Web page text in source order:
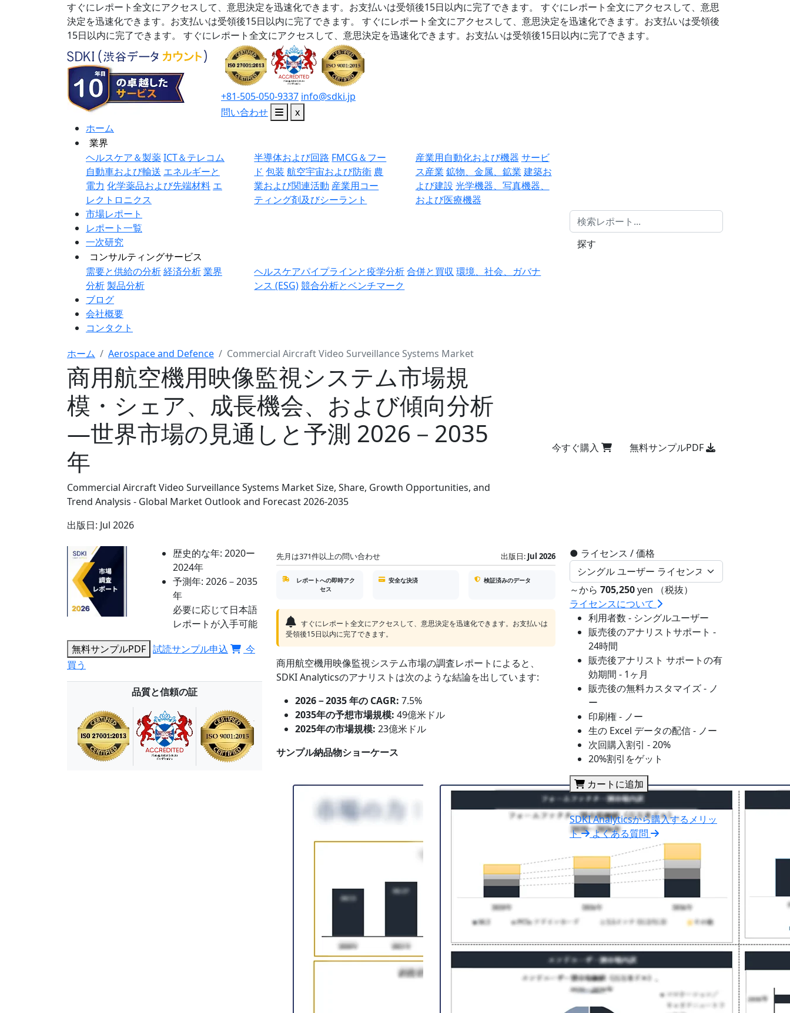
すぐにレポート全文にアクセスして、意思決定を迅速化できます。お支払いは受領後15日以内に完了できます。
すぐにレポート全文にアクセスして、意思
決定を迅速化できます。お支払いは受領後15日以内に完了できます。
すぐにレポート全文にアクセスして、意思決定を迅速化できます。お支払いは受領後
15日以内に完了できます。
すぐにレポート全文にアクセスして、意思決定を迅速化できます。お支払いは受領後15日以内に完了できます。
+81-505-050-9337 info@sdki.jp
問い合わせ
x
ホーム
業界
ヘルスケア＆製薬ICT＆テレコム
自動車および輸送 エネルギーと
電力 化学薬品および先端材料 エ
レクトロニクス
半導体および回路 FMCG＆フー
ド 包装 航空宇宙および防衛 農
業および関連活動 産業用コー
ティング剤及びシーラント
産業用自動化および機器 サービ
ス産業 鉱物、金属、鉱業 建築お
よび建設 光学機器、写真機器、
および医療機器
市場レポート
レポート一覧
一次研究
コンサルティングサービス
需要と供給の分析経済分析業界
分析製品分析
ヘルスケアパイプラインと疫学分析合併と買収 環境、社会、ガバナ
ンス (ESG)競合分析とベンチマーク
ブログ
会社概要
コンタクト
探す
ホーム Aerospace and Defence Commercial Aircraft Video Surveillance Systems Market
商用航空機用映像監視システム市場規
模・シェア、成長機会、および傾向分析
―世界市場の見通しと予測 2026－2035
年
Commercial Aircraft Video Surveillance Systems Market Size, Share, Growth Opportunities, and
Trend Analysis - Global Market Outlook and Forecast 2026-2035
出版日: Jul 2026
今すぐ購入 無料サンプルPDF
歴史的な年: 2020ー
2024年
予測年: 2026－2035
年
必要に応じて日本語
レポートが入手可能
無料サンプルPDF 試読サンプル申込
今
買う
品質と信頼の証
先月は371件以上の問い合わせ 出版日: Jul 2026
レポートへの即時アク
セス
安全な決済 検証済みのデータ
すぐにレポート全文にアクセスして、意思決定を迅速化できます。お支払いは
受領後15日以内に完了できます。
商用航空機用映像監視システム市場の調査レポートによると、
SDKI Analyticsのアナリストは次のような結論を出しています:
2026－2035 年の CAGR: 7.5%
2035年の予想市場規模: 49億米ドル
2025年の市場規模: 23億米ドル
サンプル納品物ショーケース
● ライセンス / 価格
～から 705,250yen （税抜）
ライセンスについて
利用者数 - シングルユーザー
販売後のアナリストサポート -
24時間
販売後アナリスト サポートの有
効期間 - 1ヶ月
販売後の無料カスタマイズ - ノ
ー
印刷権 - ノー
生の Excel データの配信 - ノー
次回購入割引 - 20%
20%割引をゲット
カートに追加
SDKI Analyticsから購入するメリッ
ト
よくある質問